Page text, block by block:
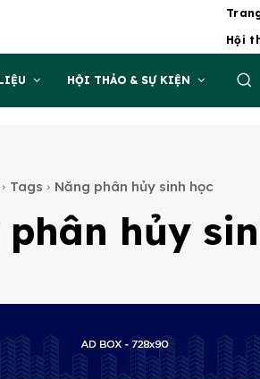
Hội
HỘI THẢO & SỰ KIỆN
Tags Năng phân hủy sinh học
phân hủy